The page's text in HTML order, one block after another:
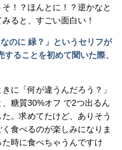
！？ほんとに！？逆かなと
ると、すごい面白い！
のに 緑？」というセリフが
ることを初めて聞いた際、
に「何が違うんだろう？」
糖質30%オフ で2つ出るん
。求めてたけど、ありそう
食べるのが楽しみになりま
時に食べちゃうんですけ